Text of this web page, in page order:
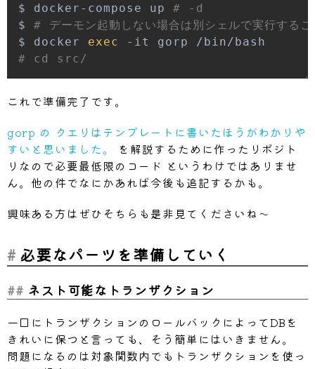
$ docker-compose up # -d
$ # デーモン起動しない場合は別シェルで実行するこ
$ docker exec
# cd src/
これで準備完了です。
gorp の クエリはテンプレートに書いたほうがわかりや
すいと思いました。
を解説するために作ったリポジト
リなので必要最低限のコード というわけではありませ
ん。他の件でなにかあれば今後も追記するかも。
興味ある方はぜひそちらも是非見てくださいね〜
必要なパーツを準備していく
ネスト可能なトランザクション
一口にトランザクションのロールバックによってDBを
きれいに保つと言っても、そう簡単にはいきません。
問題になるのは対象関数内でもトランザクションを使っ